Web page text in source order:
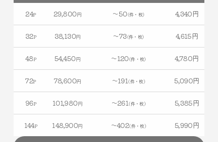
24P 29,800円 〜50(件・枚) 4,340円
32P 38,130円 〜73(件・枚) 4,615円
48P 54,450円 〜120(件・枚) 4,780円
72P 78,600円 〜191 (件・枚) 5,090円
96P 101,980円 〜261 (件・枚) 5,385円
144P 148,900円 〜402(件・枚) 5,990円